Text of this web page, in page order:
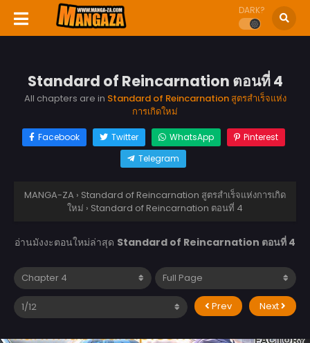
DARK?
Standard of Reincarnation ตอนที่ 4
All chapters are in Standard of Reincarnation สูตรสำเร็จแห่ง
การเกิดใหม่
Facebook Twitter WhatsApp
Pinterest
Telegram
MANGA-ZA › Standard of Reincarnation สูตรสำเร็จแห่งการเกิด
ใหม่ › Standard of Reincarnation ตอนที่ 4
อ่านมังงะตอนใหม่ล่าสุด Standard of Reincarnation ตอนที่ 4
Prev Next